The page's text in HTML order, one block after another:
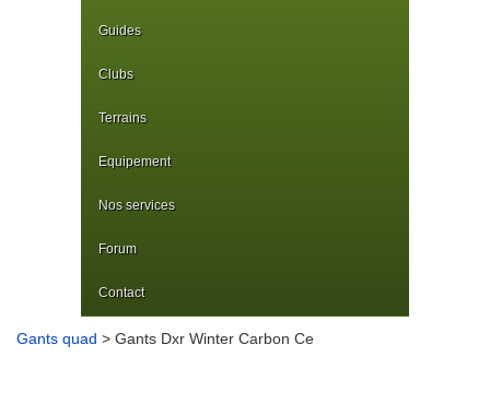
Guides
Clubs
Terrains
Equipement
Nos services
Forum
Contact
Gants quad > Gants Dxr Winter Carbon Ce